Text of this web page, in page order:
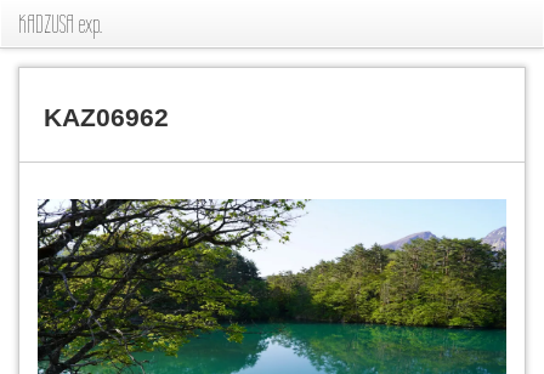
KADZUSA exp.
KAZ06962